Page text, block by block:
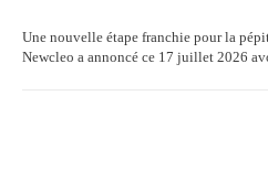
Une nouvelle étape franchie pour la
Newcleo a annoncé ce 17 juillet 2026